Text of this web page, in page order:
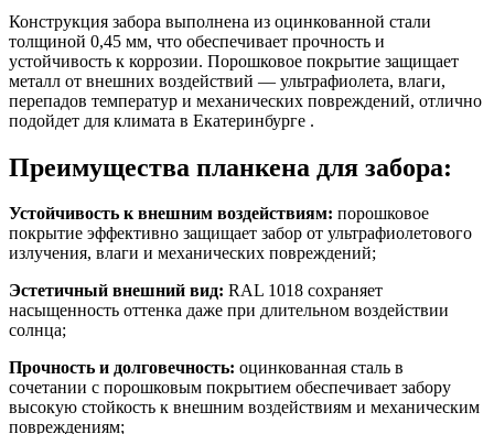
Конструкция забора выполнена из оцинкованной стали
толщиной 0,45 мм, что обеспечивает прочность и
устойчивость к коррозии. Порошковое покрытие защищает
металл от внешних воздействий — ультрафиолета, влаги,
перепадов температур и механических повреждений, отлично
подойдет для климата в Екатеринбурге .
Преимущества планкена для забора:
Устойчивость к внешним воздействиям: порошковое
покрытие эффективно защищает забор от ультрафиолетового
излучения, влаги и механических повреждений;
Эстетичный внешний вид: RAL 1018 сохраняет
насыщенность оттенка даже при длительном воздействии
солнца;
Прочность и долговечность: оцинкованная сталь в
сочетании с порошковым покрытием обеспечивает забору
высокую стойкость к внешним воздействиям и механическим
повреждениям;